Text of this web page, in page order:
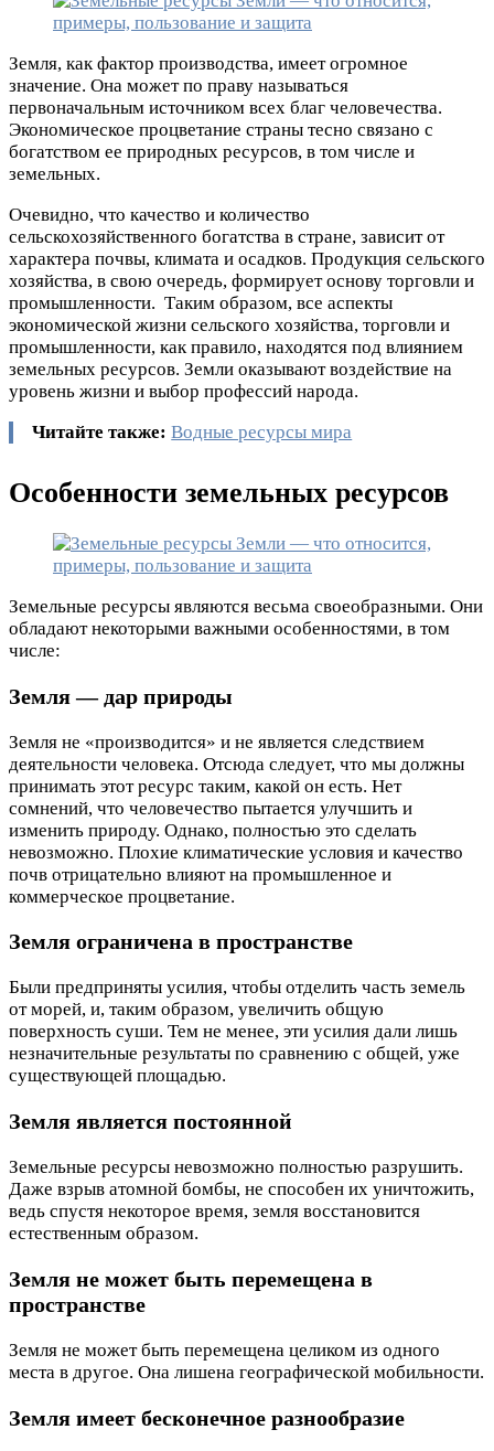
Земля, как фактор производства, имеет огромное
значение. Она может по праву называться
первоначальным источником всех благ человечества.
Экономическое процветание страны тесно связано с
богатством ее природных ресурсов, в том числе и
земельных.
Очевидно, что качество и количество
сельскохозяйственного богатства в стране, зависит от
характера почвы, климата и осадков. Продукция сельского
хозяйства, в свою очередь, формирует основу торговли и
промышленности. Таким образом, все аспекты
экономической жизни сельского хозяйства, торговли и
промышленности, как правило, находятся под влиянием
земельных ресурсов. Земли оказывают воздействие на
уровень жизни и выбор профессий народа.
Читайте также: Водные ресурсы мира
Особенности земельных ресурсов
Земельные ресурсы являются весьма своеобразными. Они
обладают некоторыми важными особенностями, в том
числе:
Земля — дар природы
Земля не «производится» и не является следствием
деятельности человека. Отсюда следует, что мы должны
принимать этот ресурс таким, какой он есть. Нет
сомнений, что человечество пытается улучшить и
изменить природу. Однако, полностью это сделать
невозможно. Плохие климатические условия и качество
почв отрицательно влияют на промышленное и
коммерческое процветание.
Земля ограничена в пространстве
Были предприняты усилия, чтобы отделить часть земель
от морей, и, таким образом, увеличить общую
поверхность суши. Тем не менее, эти усилия дали лишь
незначительные результаты по сравнению с общей, уже
существующей площадью.
Земля является постоянной
Земельные ресурсы невозможно полностью разрушить.
Даже взрыв атомной бомбы, не способен их уничтожить,
ведь спустя некоторое время, земля восстановится
естественным образом.
Земля не может быть перемещена в
пространстве
Земля не может быть перемещена целиком из одного
места в другое. Она лишена географической мобильности.
Земля имеет бесконечное разнообразие